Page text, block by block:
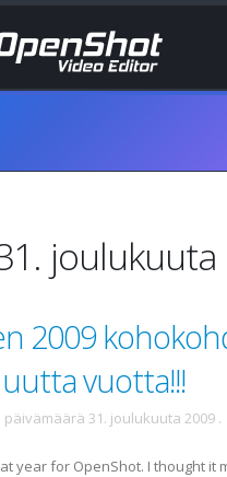
joulukuuta
2009
uutta vuotta!!!
päivämäärä 31. joulukuuta 2009 .
year for OpenShot. I thought it